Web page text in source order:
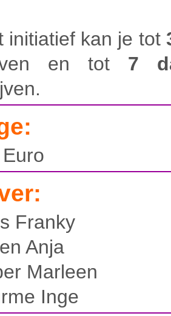
initiatief kan je tot
en tot 7
Franky
Anja
Marleen
Inge